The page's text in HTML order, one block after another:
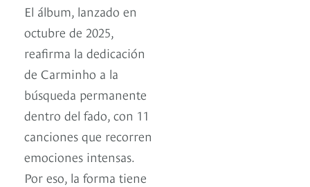
El álbum, lanzado en
octubre de 2025,
reafirma la dedicación
de Carminho a la
búsqueda permanente
dentro del fado, con 11
canciones que recorren
emociones intensas.
Por eso, la forma tiene